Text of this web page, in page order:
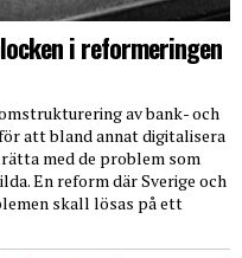
i reformeringen
av bank- och
att bland annat digitalisera
med de problem som
En reform där Sverige och
skall lösas på ett